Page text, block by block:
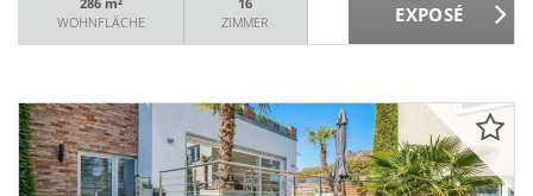
WOHNFLÄCHE
ZIMMER